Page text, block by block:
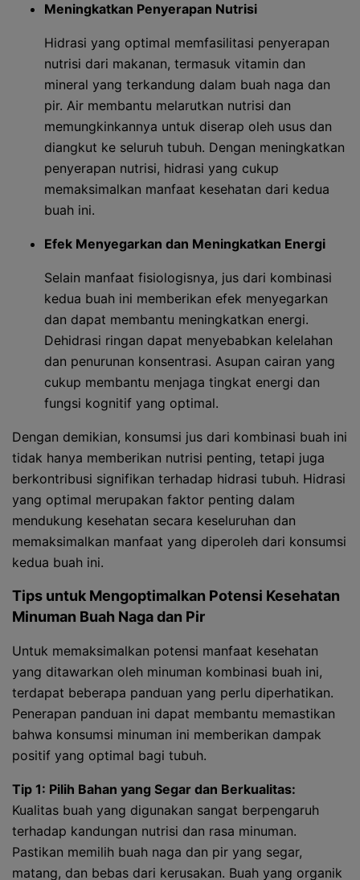
Meningkatkan Penyerapan Nutrisi
Hidrasi yang optimal memfasilitasi penyerapan
nutrisi dari makanan, termasuk vitamin dan
mineral yang terkandung dalam buah naga dan
pir. Air membantu melarutkan nutrisi dan
memungkinkannya untuk diserap oleh usus dan
diangkut ke seluruh tubuh. Dengan meningkatkan
penyerapan nutrisi, hidrasi yang cukup
memaksimalkan manfaat kesehatan dari kedua
buah ini.
Efek Menyegarkan dan Meningkatkan Energi
Selain manfaat fisiologisnya, jus dari kombinasi
kedua buah ini memberikan efek menyegarkan
dan dapat membantu meningkatkan energi.
Dehidrasi ringan dapat menyebabkan kelelahan
dan penurunan konsentrasi. Asupan cairan yang
cukup membantu menjaga tingkat energi dan
fungsi kognitif yang optimal.
Dengan demikian, konsumsi jus dari kombinasi buah ini
tidak hanya memberikan nutrisi penting, tetapi juga
berkontribusi signifikan terhadap hidrasi tubuh. Hidrasi
yang optimal merupakan faktor penting dalam
mendukung kesehatan secara keseluruhan dan
memaksimalkan manfaat yang diperoleh dari konsumsi
kedua buah ini.
Tips untuk Mengoptimalkan Potensi Kesehatan
Minuman Buah Naga dan Pir
Untuk memaksimalkan potensi manfaat kesehatan
yang ditawarkan oleh minuman kombinasi buah ini,
terdapat beberapa panduan yang perlu diperhatikan.
Penerapan panduan ini dapat membantu memastikan
bahwa konsumsi minuman ini memberikan dampak
positif yang optimal bagi tubuh.
Tip 1: Pilih Bahan yang Segar dan Berkualitas:
Kualitas buah yang digunakan sangat berpengaruh
terhadap kandungan nutrisi dan rasa minuman.
Pastikan memilih buah naga dan pir yang segar,
matang, dan bebas dari kerusakan. Buah yang organik